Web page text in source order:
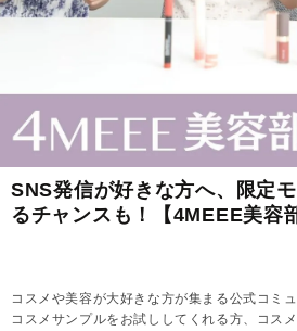
SNS発信が好きな方へ、限定
るチャンスも！【4MEEE美容
コスメや美容が大好きな方が集まる公式コミ
コスメサンプルをお試ししてくれる方、コス